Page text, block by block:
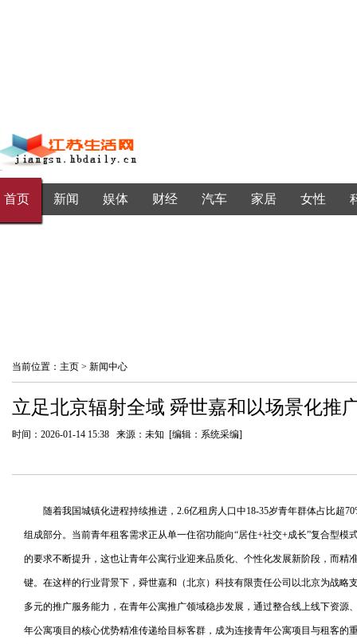
首页 新闻 娱体 财经 汽车 家居 女性
当前位置： 主页 > 新闻中心
立足北京辐射全域 舜世嘉和以场景化推
时间：2026-01-14 15:38 来源：未知 [编辑：系统采编]
随着我国城镇化进程持续推进，2.6亿租房人口中18-35岁青年群体占比超
组成部分。当前青年租客需求正从单一住宿功能向“居住+社交+成长”复合型模
的要求不断提升，这也让青年公寓行业迎来品质化、个性化发展新阶段，而精
键。在这样的行业背景下，舜世嘉和（北京）科技有限责任公司以北京为战略
多元的推广服务能力，在青年公寓推广领域稳步发展，通过整合线上线下资源
年公寓项目的核心优势精准传递给目标客群，成为连接青年公寓项目与租客的